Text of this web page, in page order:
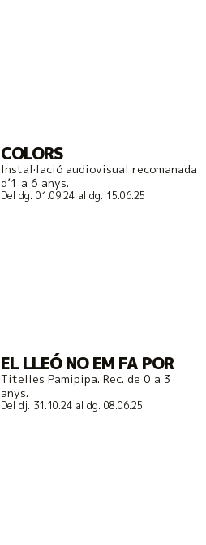
COLORS
Instal·lació audiovisual recomanada
d’1 a 6 anys.
Del dg. 01.09.24al dg. 15.06.25
EL LLEÓ NO EM FA POR
Titelles Pamipipa. Rec. de 0 a 3
anys.
Del dj. 31.10.24al dg. 08.06.25